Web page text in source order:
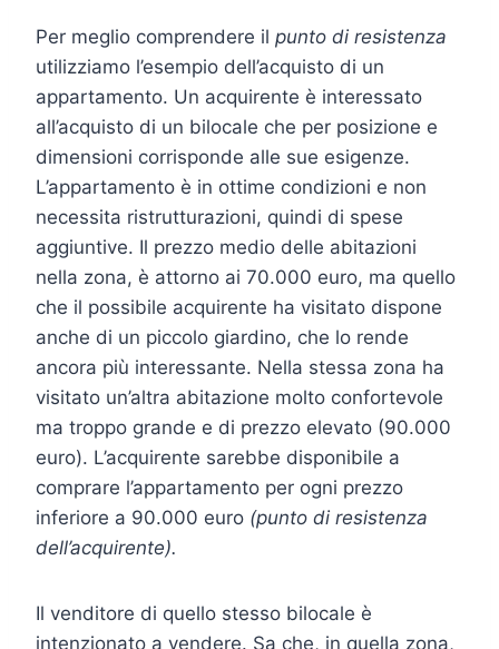
Per meglio comprendere il punto di resistenza
utilizziamo l’esempio dell’acquisto di un
appartamento. Un acquirente è interessato
all’acquisto di un bilocale che per posizione e
dimensioni corrisponde alle sue esigenze.
L’appartamento è in ottime condizioni e non
necessita ristrutturazioni, quindi di spese
aggiuntive. Il prezzo medio delle abitazioni
nella zona, è attorno ai 70.000 euro, ma quello
che il possibile acquirente ha visitato dispone
anche di un piccolo giardino, che lo rende
ancora più interessante. Nella stessa zona ha
visitato un’altra abitazione molto confortevole
ma troppo grande e di prezzo elevato (90.000
euro). L’acquirente sarebbe disponibile a
comprare l’appartamento per ogni prezzo
inferiore a 90.000 euro (punto di resistenza
dell’acquirente).
Il venditore di quello stesso bilocale è
intenzionato a vendere. Sa che, in quella zona,